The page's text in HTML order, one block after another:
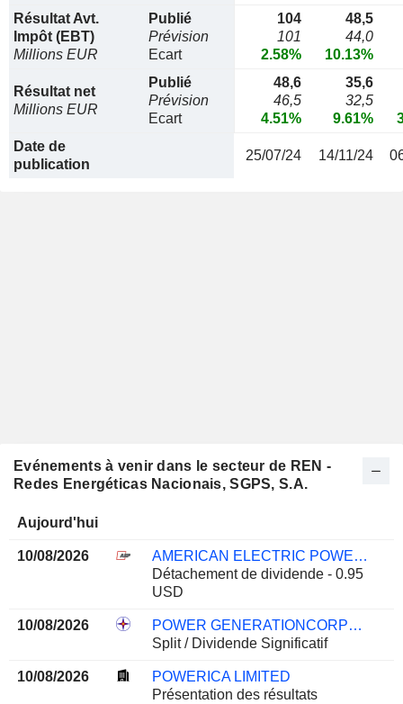
Résultat Avt.
Impôt (EBT)
Millions EUR
Publié
Prévision
Ecart
104
101
2.58%
48,5
44,0
10.13%
Résultat net
Millions EUR
Publié
Prévision
Ecart
48,6
46,5
4.51%
35,6
32,5
9.61%
Date de
publication
25/07/24 14/11/24
Evénements à venir dans le secteur de REN -
Redes Energéticas Nacionais, SGPS, S.A.
Aujourd'hui
10/08/2026
AMERICAN ELECTRIC POWER COMPANY, INC.
Détachement de dividende - 0.95
USD
10/08/2026
POWER GENERATIONCORPORATION 3
Split / Dividende Significatif
10/08/2026
POWERICA LIMITED
Présentation des résultats